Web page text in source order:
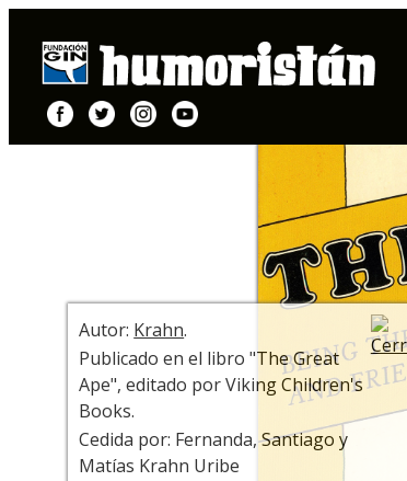
+ INFO
Autor: Krahn.
Publicado en el libro "The Great
Ape", editado por Viking Children's
Books.
Cedida por: Fernanda, Santiago y
Matías Krahn Uribe